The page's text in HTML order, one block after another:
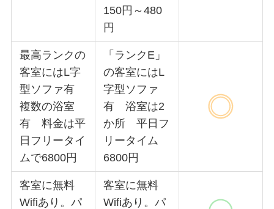
150円～480
円
最高ランクの
客室にはL字
型ソファ有
複数の浴室
有 料金は平
日フリータイ
ムで6800円
「ランクE」
の客室にはL
字型ソファ
有 浴室は2
か所 平日フ
リータイム
6800円
客室に無料
Wifiあり。パ
客室に無料
Wifiあり。パ